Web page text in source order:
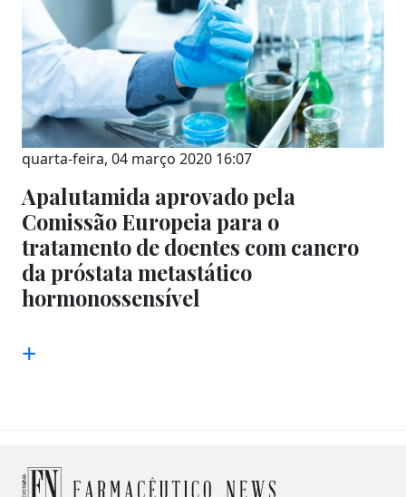
quarta-feira, 04 março 2020 16:07
Apalutamida aprovado pela
Comissão Europeia para o
tratamento de doentes com cancro
da próstata metastático
hormonossensível
+